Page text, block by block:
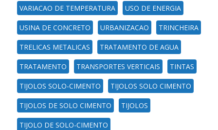
VARIACAO DE TEMPERATURA USO DE ENERGIA
USINA DE CONCRETO URBANIZACAO TRINCHEIRA
TRELICAS METALICAS TRATAMENTO DE AGUA
TRATAMENTO TRANSPORTES VERTICAIS TINTAS
TIJOLOS SOLO-CIMENTO TIJOLOS SOLO CIMENTO
TIJOLOS DE SOLO CIMENTO TIJOLOS
TIJOLO DE SOLO-CIMENTO